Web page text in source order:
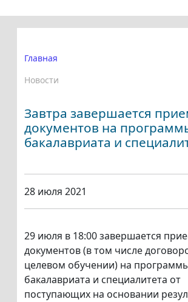
Главная
Новости
Завтра завершается
документов на
бакалавриата и
28 июля 2021
29 июля в 18:00 завершается
документов (в том числе
целевом обучении) на
бакалавриата и специалитета от
поступающих на основании